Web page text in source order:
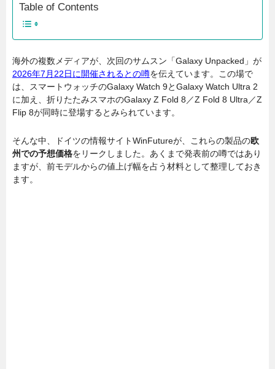
Table of Contents
海外の複数メディアが、次回のサムスン「Galaxy Unpacked」が
2026年7月22日に開催されるとの噂を伝えています。この場で
は、スマートウォッチのGalaxy Watch 9とGalaxy Watch Ultra 2
に加え、折りたたみスマホのGalaxy Z Fold 8／Z Fold 8 Ultra／Z
Flip 8が同時に登場するとみられています。
そんな中、ドイツの情報サイトWinFutureが、これらの製品の欧
州での予想価格をリークしました。あくまで発表前の噂ではあり
ますが、前モデルからの値上げ幅を占う材料として整理しておき
ます。